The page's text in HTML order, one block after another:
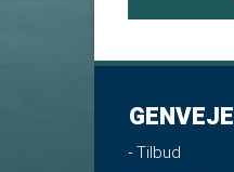
GENVEJE
Tilbud